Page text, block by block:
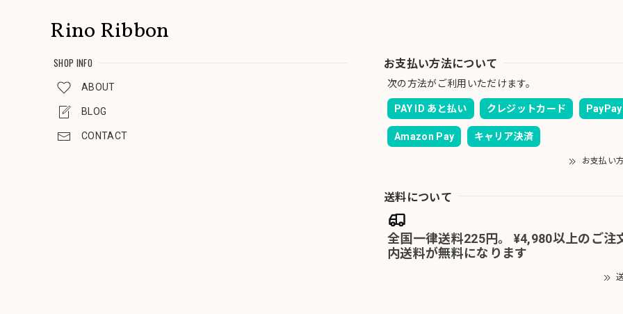
Rino Ribbon
SHOP INFO
ABOUT
BLOG
CONTACT
お支払い方法について
次の方法がご利用いただけます。
PAY ID あと払い クレジットカード PayPay
Amazon Pay キャリア決済
お支払い
送料について
全国一律送料225円。 ¥4,980以上のご注
内送料が無料になります